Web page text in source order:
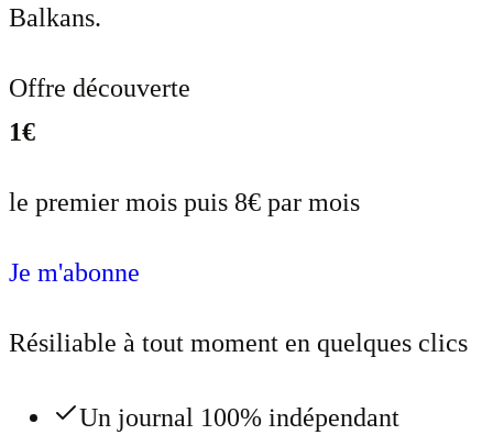
Balkans.
Offre découverte
1€
le premier mois puis 8€ par mois
Je m'abonne
Résiliable à tout moment en quelques clics
Un journal 100% indépendant